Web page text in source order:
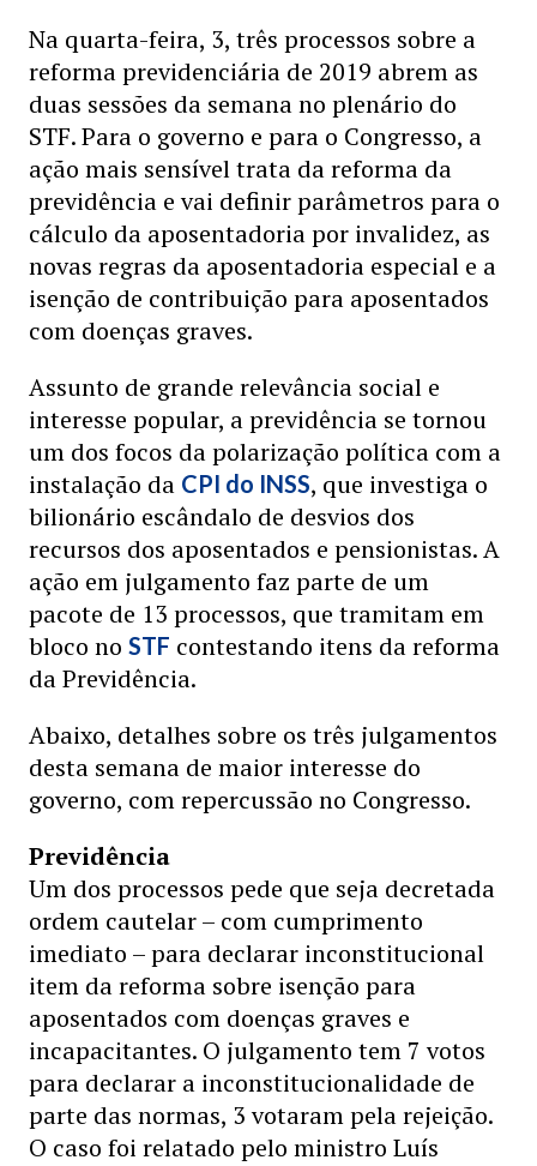
Na quarta-feira, 3, três processos sobre a
reforma previdenciária de 2019 abrem as
duas sessões da semana no plenário do
STF. Para o governo e para o Congresso, a
ação mais sensível trata da reforma da
previdência e vai definir parâmetros para o
cálculo da aposentadoria por invalidez, as
novas regras da aposentadoria especial e a
isenção de contribuição para aposentados
com doenças graves.
Assunto de grande relevância social e
interesse popular, a previdência se tornou
um dos focos da polarização política com a
instalação da CPI do INSS, que investiga o
bilionário escândalo de desvios dos
recursos dos aposentados e pensionistas. A
ação em julgamento faz parte de um
pacote de 13 processos, que tramitam em
bloco no STF contestando itens da reforma
da Previdência.
Abaixo, detalhes sobre os três julgamentos
desta semana de maior interesse do
governo, com repercussão no Congresso.
Previdência
Um dos processos pede que seja decretada
ordem cautelar – com cumprimento
imediato – para declarar inconstitucional
item da reforma sobre isenção para
aposentados com doenças graves e
incapacitantes. O julgamento tem 7 votos
para declarar a inconstitucionalidade de
parte das normas, 3 votaram pela rejeição.
O caso foi relatado pelo ministro Luís